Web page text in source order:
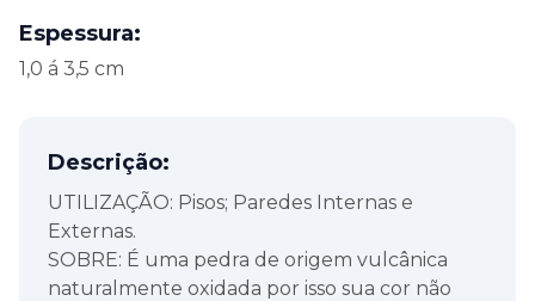
Espessura:
1,0 á 3,5 cm
Descrição:
UTILIZAÇÃO: Pisos; Paredes Internas e
Externas.
SOBRE: É uma pedra de origem vulcânica
naturalmente oxidada por isso sua cor não